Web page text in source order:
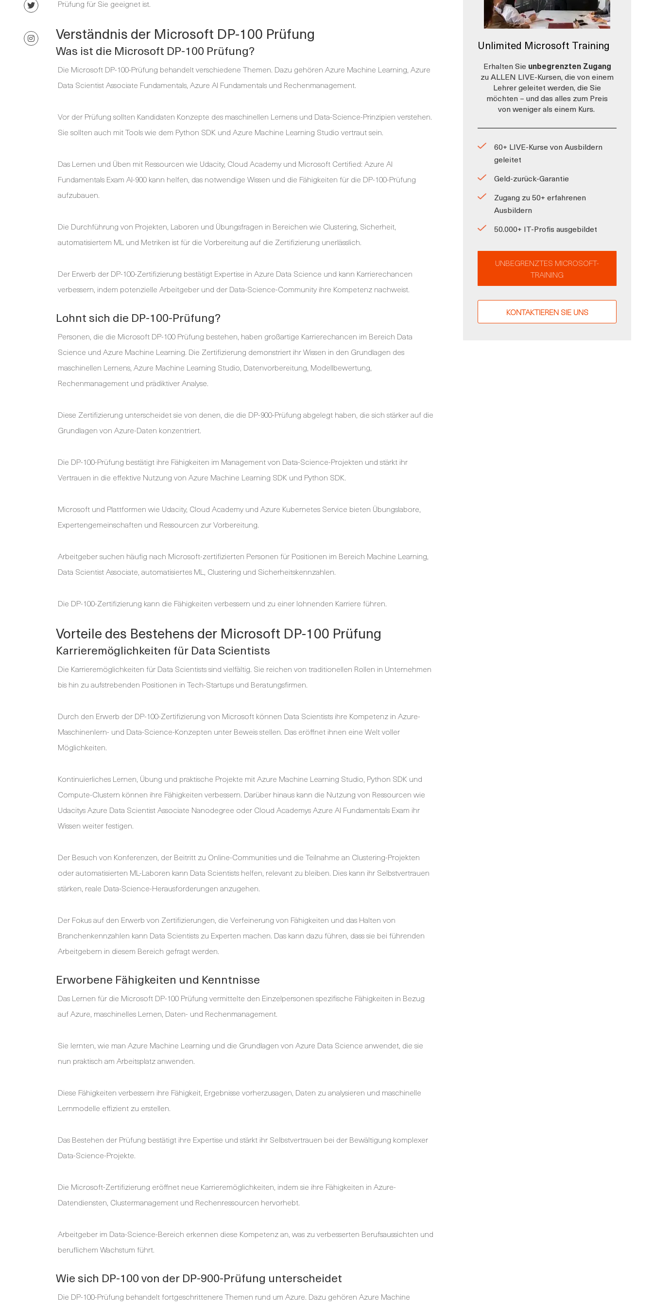
Prüfung für Sie geeignet ist.
Verständnis der Microsoft DP-100 Prüfung
Was ist die Microsoft DP-100 Prüfung?
Die Microsoft DP-100-Prüfung behandelt verschiedene Themen. Dazu gehören Azure Machine Learning, Azure
Data Scientist Associate Fundamentals, Azure AI Fundamentals und Rechenmanagement.
Vor der Prüfung sollten Kandidaten Konzepte des maschinellen Lernens und Data-Science-Prinzipien verstehen.
Sie sollten auch mit Tools wie dem Python SDK und Azure Machine Learning Studio vertraut sein.
Das Lernen und Üben mit Ressourcen wie Udacity, Cloud Academy und Microsoft Certified: Azure AI
Fundamentals Exam AI-900 kann helfen, das notwendige Wissen und die Fähigkeiten für die DP-100-Prüfung
aufzubauen.
Die Durchführung von Projekten, Laboren und Übungsfragen in Bereichen wie Clustering, Sicherheit,
automatisiertem ML und Metriken ist für die Vorbereitung auf die Zertifizierung unerlässlich.
Der Erwerb der DP-100-Zertifizierung bestätigt Expertise in Azure Data Science und kann Karrierechancen
verbessern, indem potenzielle Arbeitgeber und der Data-Science-Community ihre Kompetenz nachweist.
Lohnt sich die DP-100-Prüfung?
Personen, die die Microsoft DP-100 Prüfung bestehen, haben großartige Karrierechancen im Bereich Data
Science und Azure Machine Learning. Die Zertifizierung demonstriert ihr Wissen in den Grundlagen des
maschinellen Lernens, Azure Machine Learning Studio, Datenvorbereitung, Modellbewertung,
Rechenmanagement und prädiktiver Analyse.
Diese Zertifizierung unterscheidet sie von denen, die die DP-900-Prüfung abgelegt haben, die sich stärker auf die
Grundlagen von Azure-Daten konzentriert.
Die DP-100-Prüfung bestätigt ihre Fähigkeiten im Management von Data-Science-Projekten und stärkt ihr
Vertrauen in die effektive Nutzung von Azure Machine Learning SDK und Python SDK.
Microsoft und Plattformen wie Udacity, Cloud Academy und Azure Kubernetes Service bieten Übungslabore,
Expertengemeinschaften und Ressourcen zur Vorbereitung.
Arbeitgeber suchen häufig nach Microsoft-zertifizierten Personen für Positionen im Bereich Machine Learning,
Data Scientist Associate, automatisiertes ML, Clustering und Sicherheitskennzahlen.
Die DP-100-Zertifizierung kann die Fähigkeiten verbessern und zu einer lohnenden Karriere führen.
Vorteile des Bestehens der Microsoft DP-100 Prüfung
Karrieremöglichkeiten für Data Scientists
Die Karrieremöglichkeiten für Data Scientists sind vielfältig. Sie reichen von traditionellen Rollen in Unternehmen
bis hin zu aufstrebenden Positionen in Tech-Startups und Beratungsfirmen.
Durch den Erwerb der DP-100-Zertifizierung von Microsoft können Data Scientists ihre Kompetenz in Azure-
Maschinenlern- und Data-Science-Konzepten unter Beweis stellen. Das eröffnet ihnen eine Welt voller
Möglichkeiten.
Kontinuierliches Lernen, Übung und praktische Projekte mit Azure Machine Learning Studio, Python SDK und
Compute-Clustern können ihre Fähigkeiten verbessern. Darüber hinaus kann die Nutzung von Ressourcen wie
Udacitys Azure Data Scientist Associate Nanodegree oder Cloud Academys Azure AI Fundamentals Exam ihr
Wissen weiter festigen.
Der Besuch von Konferenzen, der Beitritt zu Online-Communities und die Teilnahme an Clustering-Projekten
oder automatisierten ML-Laboren kann Data Scientists helfen, relevant zu bleiben. Dies kann ihr Selbstvertrauen
stärken, reale Data-Science-Herausforderungen anzugehen.
Der Fokus auf den Erwerb von Zertifizierungen, die Verfeinerung von Fähigkeiten und das Halten von
Branchenkennzahlen kann Data Scientists zu Experten machen. Das kann dazu führen, dass sie bei führenden
Arbeitgebern in diesem Bereich gefragt werden.
Erworbene Fähigkeiten und Kenntnisse
Das Lernen für die Microsoft DP-100 Prüfung vermittelte den Einzelpersonen spezifische Fähigkeiten in Bezug
auf Azure, maschinelles Lernen, Daten- und Rechenmanagement.
Sie lernten, wie man Azure Machine Learning und die Grundlagen von Azure Data Science anwendet, die sie
nun praktisch am Arbeitsplatz anwenden.
Diese Fähigkeiten verbessern ihre Fähigkeit, Ergebnisse vorherzusagen, Daten zu analysieren und maschinelle
Lernmodelle effizient zu erstellen.
Das Bestehen der Prüfung bestätigt ihre Expertise und stärkt ihr Selbstvertrauen bei der Bewältigung komplexer
Data-Science-Projekte.
Die Microsoft-Zertifizierung eröffnet neue Karrieremöglichkeiten, indem sie ihre Fähigkeiten in Azure-
Datendiensten, Clustermanagement und Rechenressourcen hervorhebt.
Arbeitgeber im Data-Science-Bereich erkennen diese Kompetenz an, was zu verbesserten Berufsaussichten und
beruflichem Wachstum führt.
Wie sich DP-100 von der DP-900-Prüfung unterscheidet
Die DP-100-Prüfung behandelt fortgeschrittenere Themen rund um Azure. Dazu gehören Azure Machine
Unlimited Microsoft Training
Erhalten Sieunbegrenzten Zugang
zu ALLEN LIVE-Kursen, die von einem
Lehrer geleitet werden, die Sie
möchten – und das alles zum Preis
von weniger als einem Kurs.
60+ LIVE-Kurse von Ausbildern
geleitet
Geld-zurück-Garantie
Zugang zu 50+ erfahrenen
Ausbildern
50.000+ IT-Profis ausgebildet
UNBEGRENZTES MICROSOFT-
TRAINING
KONTAKTIEREN SIE UNS